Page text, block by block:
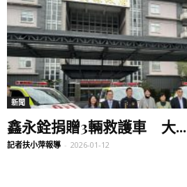
新聞
鑫永銓捐贈3輛救護車 大...
記者扶小萍報導 - 2026-01-12